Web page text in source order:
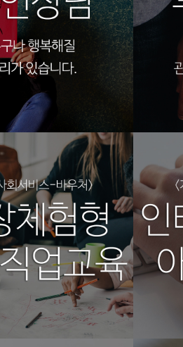
그램3
칭센터
바우
광주심
3
칭센터
집단
광주심